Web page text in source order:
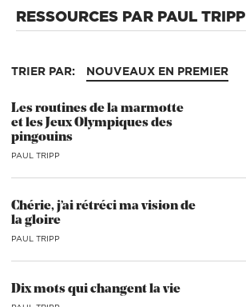
RESSOURCES PAR PAUL TRIPP
TRIER PAR: NOUVEAUX EN PREMIER
Les routines de la marmotte
et les Jeux Olympiques des
pingouins
PAUL TRIPP
Chérie, j’ai rétréci ma vision de
la gloire
PAUL TRIPP
Dix mots qui changent la vie